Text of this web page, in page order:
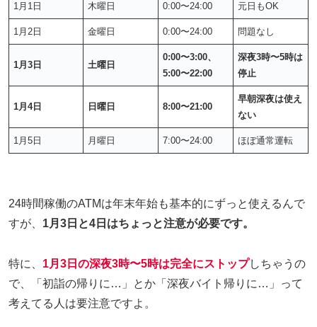
1月1日 木曜日 0:00〜24:00 元日もOK
1月2日 金曜日 0:00〜24:00 問題なし
1月3日 土曜日
0:00〜3:00、
5:00〜22:00
深夜3時〜5時は
停止
1月4日 日曜日 8:00〜21:00
早朝深夜は使え
ない
1月5日 月曜日 7:00〜24:00 ほぼ通常運転
24時間稼働のATMは年末年始も基本的にずっと使えるんで
すが、 1月3日と4日はちょっと注意が必要です。
特に、 1月3日の深夜3時〜5時は完全にストップしちゃうの
で、「初詣の帰りに…」とか「深夜バイト帰りに…」って
考えてる人は要注意ですよ。